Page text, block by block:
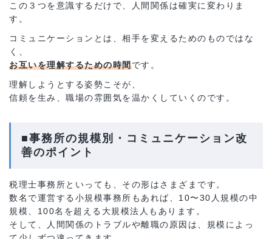
この３つを意識するだけで、人間関係は確実に変わりま
す。
コミュニケーションとは、相手を変えるためのものではな
く、
お互いを理解するための時間です。
理解しようとする姿勢こそが、
信頼を生み、職場の雰囲気を温かくしていくのです。
■事務所の規模別・コミュニケーション改
善のポイント
税理士事務所といっても、その形はさまざまです。
数名で運営する小規模事務所もあれば、10〜30人規模の中
規模、100名を超える大規模法人もあります。
そして、人間関係のトラブルや離職の原因は、規模によっ